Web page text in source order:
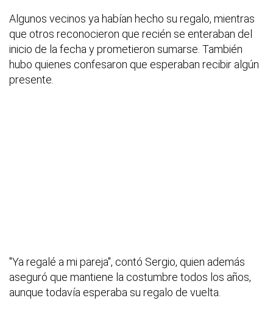
Algunos vecinos ya habían hecho su regalo, mientras
que otros reconocieron que recién se enteraban del
inicio de la fecha y prometieron sumarse. También
hubo quienes confesaron que esperaban recibir algún
presente.
"Ya regalé a mi pareja", contó Sergio, quien además
aseguró que mantiene la costumbre todos los años,
aunque todavía esperaba su regalo de vuelta.